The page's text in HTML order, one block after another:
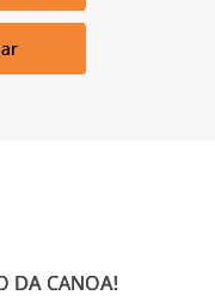
LANÇAMENTO EM CAPÃO DA CANOA!